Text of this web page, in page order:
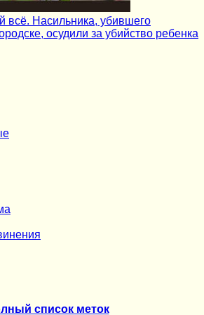
Насильника, убившего
осудили за убийство ребенка
список меток